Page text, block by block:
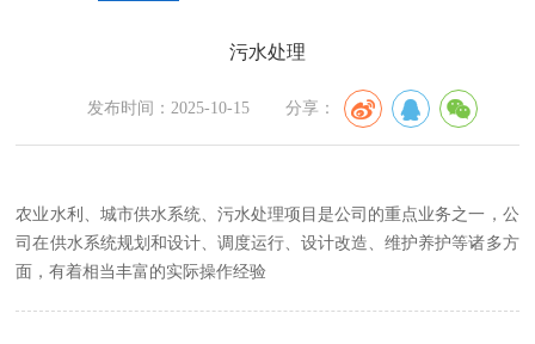
污水处理
发布时间：2025-10-15 分享：
农业水利、城市供水系统、污水处理项目是公司的重点业务之一，公
司在供水系统规划和设计、调度运行、设计改造、维护养护等诸多方
面，有着相当丰富的实际操作经验